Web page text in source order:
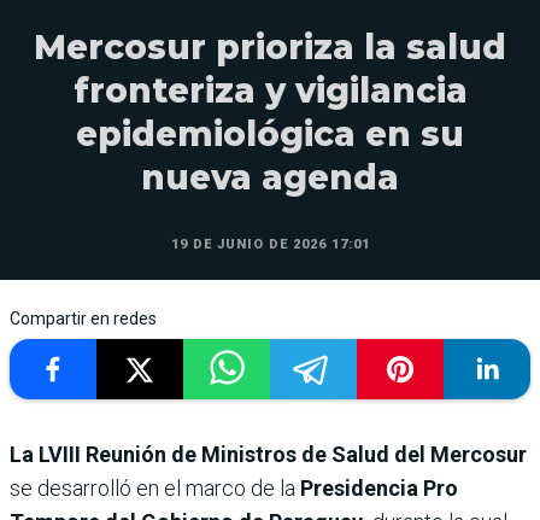
Mercosur prioriza la salud
fronteriza y vigilancia
epidemiológica en su
nueva agenda
19 DE JUNIO DE 2026 17:01
Compartir en redes
La LVIII Reunión de Ministros de Salud del Mercosur
se desarrolló en el marco de la Presidencia Pro